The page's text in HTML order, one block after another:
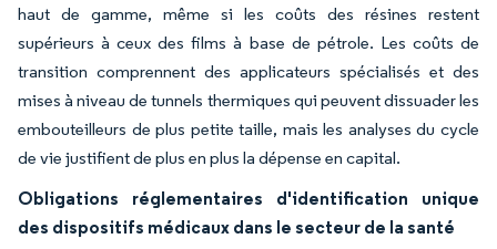
haut de gamme, même si les coûts des résines restent
supérieurs à ceux des films à base de pétrole. Les coûts de
transition comprennent des applicateurs spécialisés et des
mises à niveau de tunnels thermiques qui peuvent dissuader les
embouteilleurs de plus petite taille, mais les analyses du cycle
de vie justifient de plus en plus la dépense en capital.
Obligations réglementaires d'identification unique
des dispositifs médicaux dans le secteur de la santé